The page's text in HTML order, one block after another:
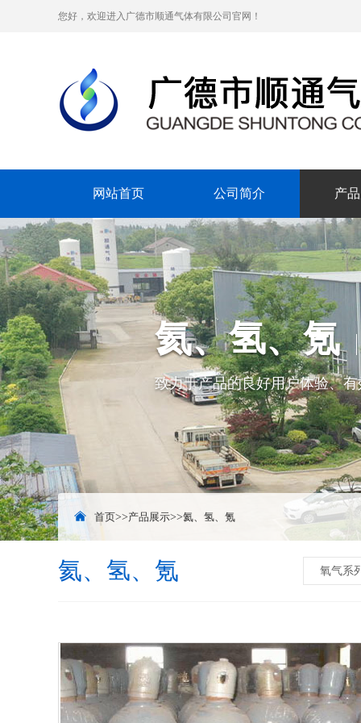
您好，欢迎进入广德市顺通气体有限公司官网！
网站首页 公司简介 产
氦、氢、氪
致力于产品的良好用户体验、
首页>>产品展示>>氦、氢、氪
氦、氢、氪 氧气系